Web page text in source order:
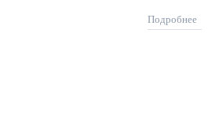
Подробнее